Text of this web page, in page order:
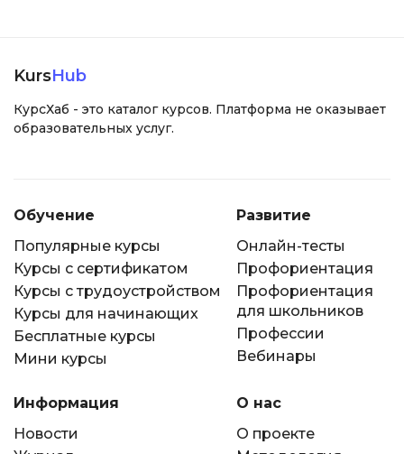
KursHub
КурсХаб - это каталог курсов. Платформа не оказывает
образовательных услуг.
Обучение
Популярные курсы
Курсы с сертификатом
Курсы с трудоустройством
Курсы для начинающих
Бесплатные курсы
Мини курсы
Развитие
Онлайн-тесты
Профориентация
Профориентация
для школьников
Профессии
Вебинары
Информация
Новости
О нас
О проекте